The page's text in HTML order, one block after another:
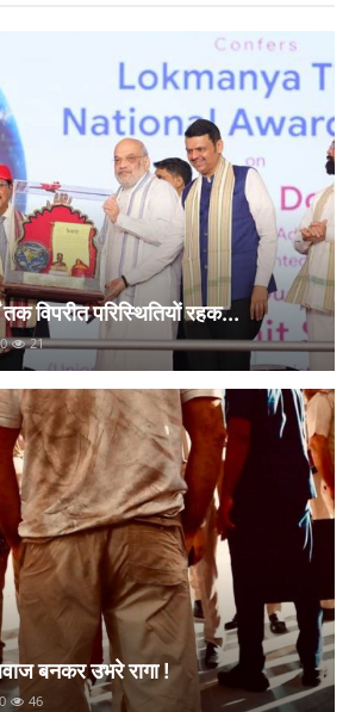
तक विपरीत परिस्थितियों रहक...
21
बनकर उभरे रागा !
0 46